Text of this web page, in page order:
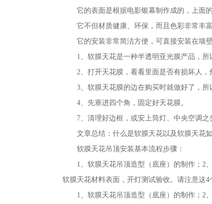
它的表面是根据电影银幕制作成的，上面
它不但材质健康、环保，而且色彩非常丰
它的安装非常简洁方便，可直接安装在墙
1、软膜天花是一种半透明亚光膜产品，
2、打开天花膜，看看里面是否有损坏人，
3、软膜天花膜的边在购买时就做好了，所
4、先塞进四个角，固定好天花膜。
7、清理好边框，或安上筒灯、中央空调之
文章总结：什么是软膜天花以及软膜天花
软膜天花吊顶安装基本流程步骤：
1、软膜天花吊顶造型（底座）的制作；2
软膜天花材料表面，开灯测试验收。请注意这4
1、软膜天花吊顶造型（底座）的制作；2